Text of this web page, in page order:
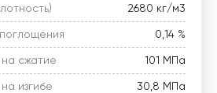
2680 кг/м3
0,14 %
сжатие 101 МПа
изгибе 30,8 МПа